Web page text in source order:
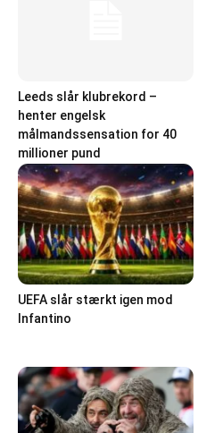
Leeds slår klubrekord –
henter engelsk
målmandssensation for 40
millioner pund
UEFA slår stærkt igen mod
Infantino